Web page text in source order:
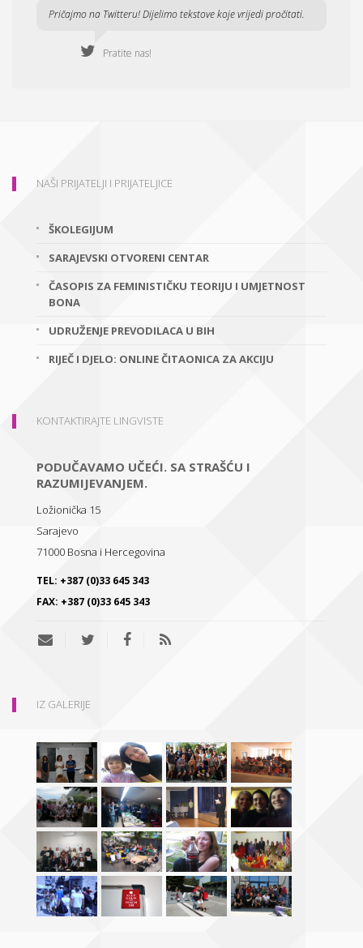
Pričajmo na Twitteru! Dijelimo tekstove koje vrijedi pročitati.
Pratite nas!
NAŠI PRIJATELJI I PRIJATELJICE
ŠKOLEGIJUM
SARAJEVSKI OTVORENI CENTAR
ČASOPIS ZA FEMINISTIČKU TEORIJU I UMJETNOST
BONA
UDRUŽENJE PREVODILACA U BIH
RIJEČ I DJELO: ONLINE ČITAONICA ZA AKCIJU
KONTAKTIRAJTE LINGVISTE
PODUČAVAMO UČEĆI. SA STRAŠĆU I
RAZUMIJEVANJEM.
Ložionička 15
Sarajevo
71000 Bosna i Hercegovina
TEL: +387 (0)33 645 343
FAX: +387 (0)33 645 343
IZ GALERIJE